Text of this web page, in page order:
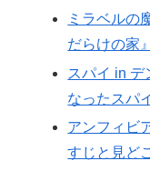
ミラベルの
だらけの家
スパイ in デ
なったスパ
アンフィビ
すじと見ど